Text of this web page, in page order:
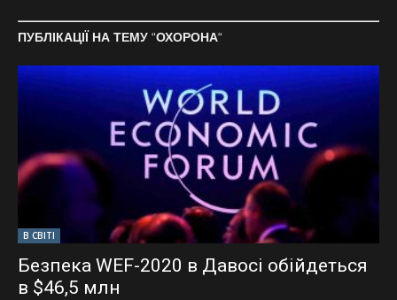
ПУБЛІКАЦІЇ НА ТЕМУ “ОХОРОНА“
В СВІТІ
Безпека WEF-2020 в Давосі обійдеться
в $46,5 млн